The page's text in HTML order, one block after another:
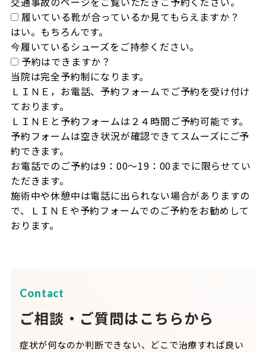
履いている靴が合っているか見てもらえますか？
はい。もちろんです。
今履いているシューズをご持参ください。
予約はできますか？
当院は完全予約制になります。
ＬＩＮＥ，お電話、予約フォームでご予約を受け付け
ております。
ＬＩＮＥと予約フォームは２４時間ご予約可能です。
予約フォームは空き状況が確認できてスムーズにご予
約できます。
お電話でのご予約は9：00～19：00までに限らせてい
ただきます。
施術中や休憩中は電話に出られない場合がありますの
で、ＬＩＮＥや予約フォームでのご予約をお勧めして
おります。
Contact
ご相談・ご質問はこちらから
症状が何なのか判断できない、どこで治療すれば良い